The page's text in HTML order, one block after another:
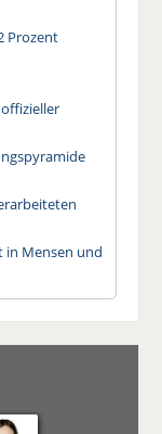
Prozent
in Mensen und